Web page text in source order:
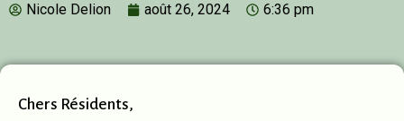
Nicole Delion août 26, 2024 6:36 pm
Chers Résidents,